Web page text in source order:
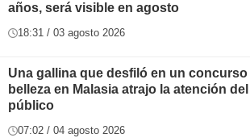
años, será visible en agosto
18:31 / 03 agosto 2026
Una gallina que desfiló en un concurso
belleza en Malasia atrajo la atención del
público
07:02 / 04 agosto 2026